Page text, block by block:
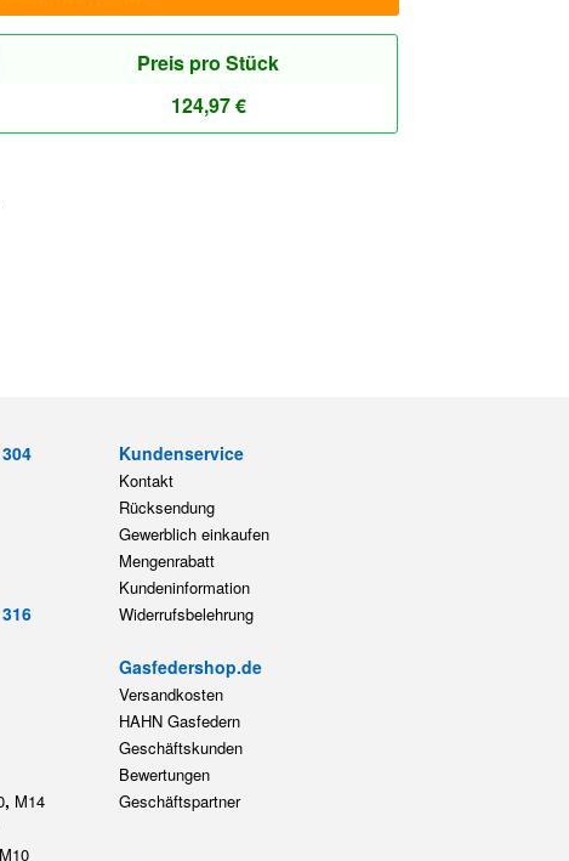
Preis pro Stück
124,97€
, M14
M10
Kundenservice
Kontakt
Rücksendung
Gewerblich einkaufen
Mengenrabatt
Kundeninformation
Widerrufsbelehrung
Gasfedershop.de
Versandkosten
HAHN Gasfedern
Geschäftskunden
Bewertungen
Geschäftspartner